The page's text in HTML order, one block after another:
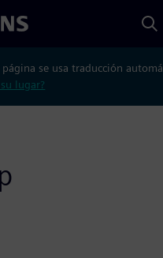
página se usa traducción
lugar?